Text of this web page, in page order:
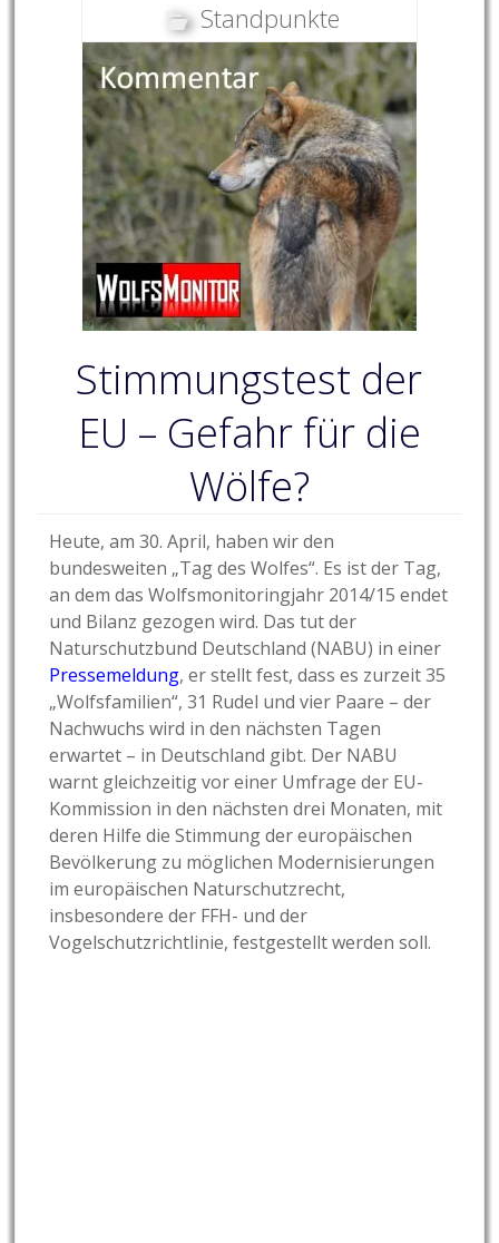
Standpunkte
Stimmungstest der
EU – Gefahr für die
Wölfe?
Heute, am 30. April, haben wir den
bundesweiten „Tag des Wolfes“. Es ist der Tag,
an dem das Wolfsmonitoringjahr 2014/15 endet
und Bilanz gezogen wird. Das tut der
Naturschutzbund Deutschland (NABU) in einer
Pressemeldung, er stellt fest, dass es zurzeit 35
„Wolfsfamilien“, 31 Rudel und vier Paare – der
Nachwuchs wird in den nächsten Tagen
erwartet – in Deutschland gibt. Der NABU
warnt gleichzeitig vor einer Umfrage der EU-
Kommission in den nächsten drei Monaten, mit
deren Hilfe die Stimmung der europäischen
Bevölkerung zu möglichen Modernisierungen
im europäischen Naturschutzrecht,
insbesondere der FFH- und der
Vogelschutzrichtlinie, festgestellt werden soll.